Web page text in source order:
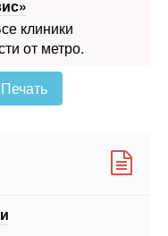
Печать